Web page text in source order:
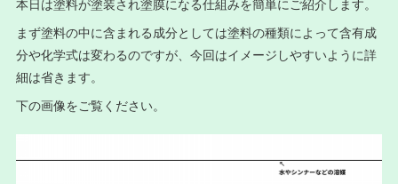
本日は塗料が塗装され塗膜になる仕組みを簡単にご紹介します。
まず塗料の中に含まれる成分としては塗料の種類によって含有成
分や化学式は変わるのですが、今回はイメージしやすいように詳
細は省きます。
下の画像をご覧ください。